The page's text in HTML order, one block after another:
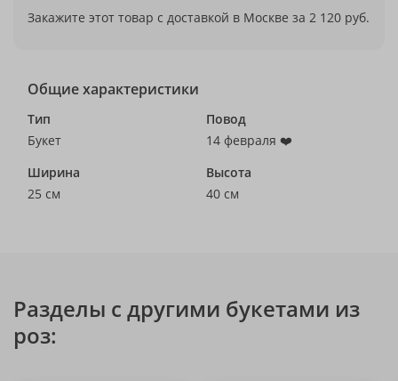
Закажите этот товар с доставкой в Москве за 2 120 руб.
Общие характеристики
Тип
Букет
Повод
14 февраля ❤️
Ширина
25 см
Высота
40 см
Разделы с другими букетами из
роз: